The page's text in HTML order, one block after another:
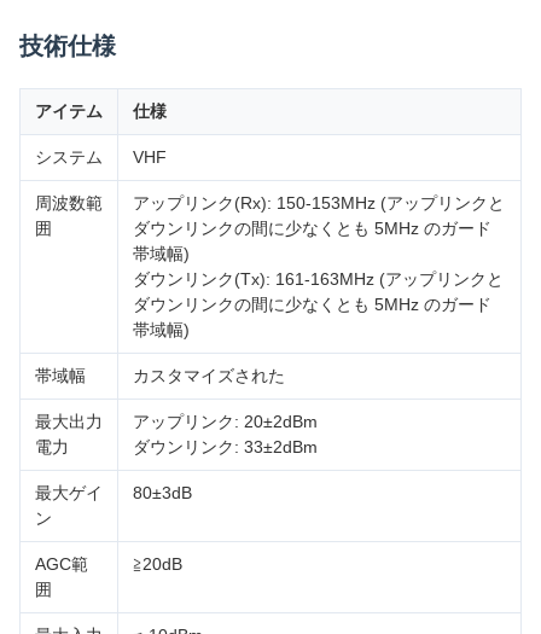
技術仕様
アイテム 仕様
システム VHF
周波数範
囲
アップリンク(Rx): 150-153MHz (アップリンクと
ダウンリンクの間に少なくとも 5MHz のガード
帯域幅)
ダウンリンク(Tx): 161-163MHz (アップリンクと
ダウンリンクの間に少なくとも 5MHz のガード
帯域幅)
帯域幅 カスタマイズされた
最大出力
電力
アップリンク: 20±2dBm
ダウンリンク: 33±2dBm
最大ゲイ
ン
80±3dB
AGC範
囲
≧20dB